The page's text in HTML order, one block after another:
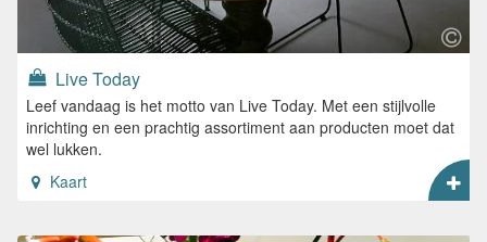
Live Today
Leef vandaag is het motto van Live Today. Met een stijlvolle
inrichting en een prachtig assortiment aan producten moet dat
wel lukken.
Kaart